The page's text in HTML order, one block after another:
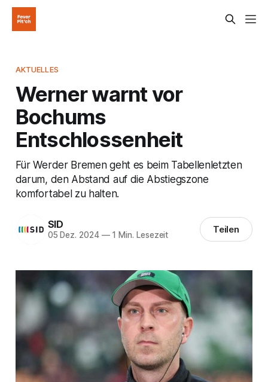
AKTUELLES
Werner warnt vor
Bochums
Entschlossenheit
Für Werder Bremen geht es beim Tabellenletzten
darum, den Abstand auf die Abstiegszone
komfortabel zu halten.
SID
05 Dez. 2024 —1 Min. Lesezeit Teilen